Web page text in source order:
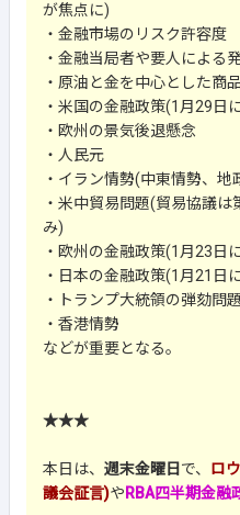
が焦点に)
・金融市場のリスク許容度
・金融当局者や要人による
・原油と金を中心とした商
・米国の金融政策(1月29日
・欧州の景気後退懸念
・人民元
・イラン情勢(中東情勢、地
・米中貿易問題(貿易協議
み)
・欧州の金融政策(1月23日
・日本の金融政策(1月21日
・トランプ大統領の弾劾問題
・香港情勢
などが重要となる。
★★★
本日は、 週末金曜日 で、 ロ
議会証言)や RBA四半期金融